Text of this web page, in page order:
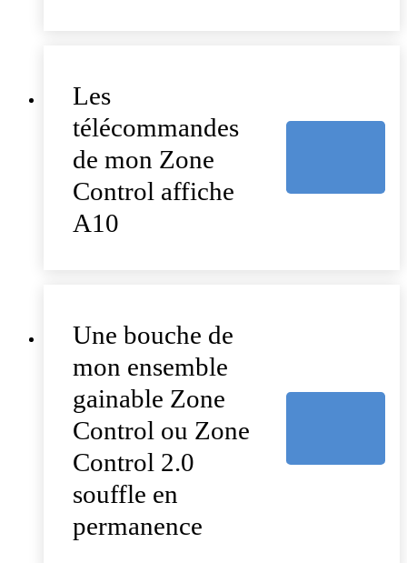
Les
télécommandes
de mon Zone
Control affiche
A10
Une bouche de
mon ensemble
gainable Zone
Control ou Zone
Control 2.0
souffle en
permanence